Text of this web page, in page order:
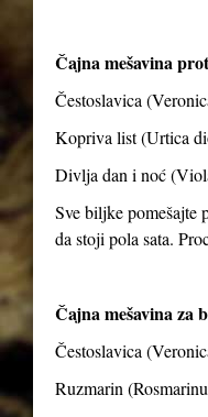
Čajna mešavina
Čestoslavica
Kopriva list (Urtica
Divlja dan i noć
Sve biljke pomešajte
da stoji pola sata.
Čajna mešavina za
Čestoslavica
Ruzmarin